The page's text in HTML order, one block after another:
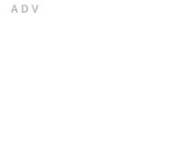
ADV